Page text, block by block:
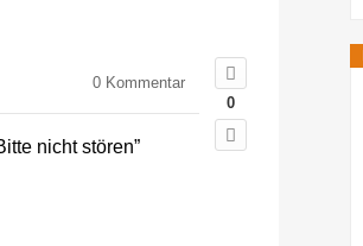
0
0 Kommentar
nicht stören”